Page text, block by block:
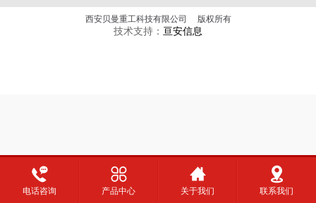
西安贝曼重工科技有限公司 版权所有
技术支持： 亘安信息
电话咨询 产品中心 关于我们 联系我们